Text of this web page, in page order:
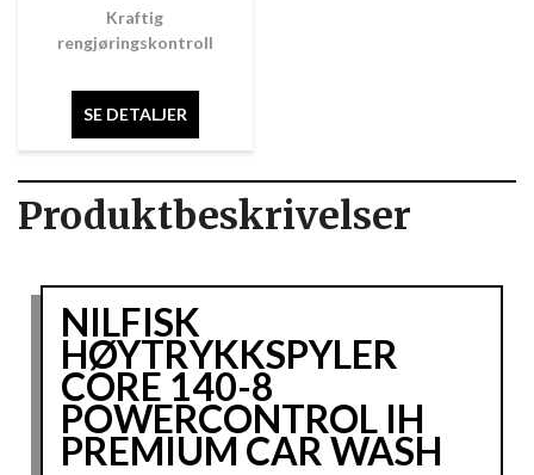
Kraftig
rengjøringskontroll
SE DETALJER
Produktbeskrivelser
NILFISK
HØYTRYKKSPYLER
CORE 140-8
POWERCONTROL IH
PREMIUM CAR WASH